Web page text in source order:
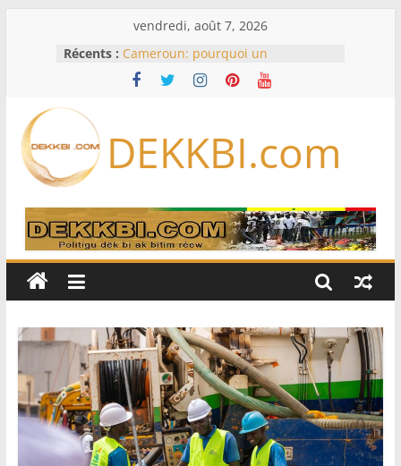
vendredi, août 7, 2026
Récents : Cameroun: pourquoi un
remaniement au sommet de
l’armée alors que Paul Biya est hors
logiciels écrits par l’IA, dominé par
Anthropic et OpenAI
Disney s’associe à TikTok pour tirer
davantage profit de ses univers
légendaires
France – Algérie: l’affaire Mehdi
policière contre le narcotrafic
DEKKBI.com